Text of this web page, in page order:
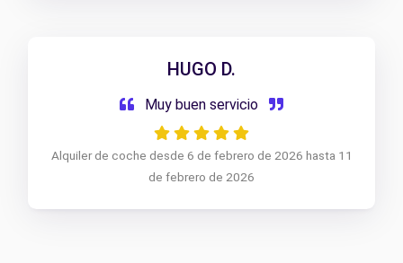
HUGO D.
Muy buen servicio
Alquiler de coche desde 6 de febrero de 2026 hasta 11
de febrero de 2026